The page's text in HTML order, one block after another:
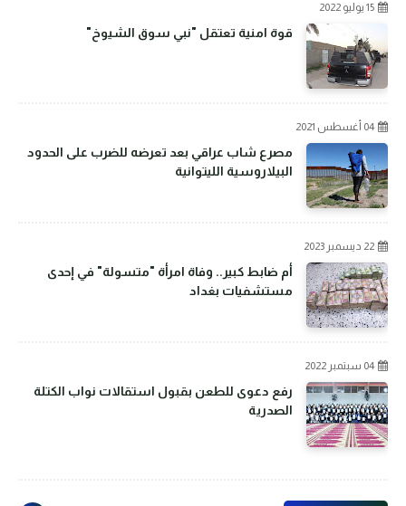
15 يوليو 2022
قوة امنية تعتقل "نبي سوق الشيوخ"
04 أغسطس 2021
مصرع شاب عراقي بعد تعرضه للضرب على الحدود
البيلاروسية الليتوانية
22 ديسمبر 2023
أم ضابط كبير.. وفاة امرأة "متسولة" في إحدى
مستشفيات بغداد
04 سبتمبر 2022
رفع دعوى للطعن بقبول استقالات نواب الكتلة
الصدرية